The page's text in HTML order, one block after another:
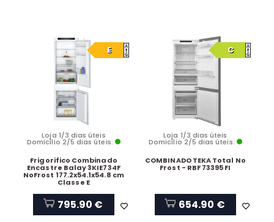
E
Loja 1/3 dias úteis
Domicílio 2/5 dias úteis:
Frigorifico Combinado
Encastre Balay 3KIE734F
NoFrost 177.2x54.1x54.8 cm
Classe E
795.90 €
C
Loja 1/3 dias úteis
Domicílio 2/5 dias úteis:
COMBINADO TEKA Total No
Frost - RBF 73395 FI
654.90 €